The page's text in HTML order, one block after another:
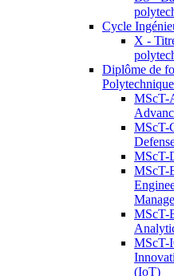
Cycle
X -
Diplôme de
MScT-
MScT-
MScT-
MScT-
MScT-
MScT-
(IoT)